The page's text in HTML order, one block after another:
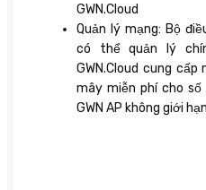
GWN.Cloud
Quản lý mạng: Bộ
có thể quản lý
GWN.Cloud cung
mây miễn phí cho số
GWN AP không giới hạn